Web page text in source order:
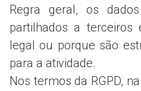
Regra geral, os
partilhados a terceiros
legal ou porque são
para a atividade.
Nos termos da RGPD,